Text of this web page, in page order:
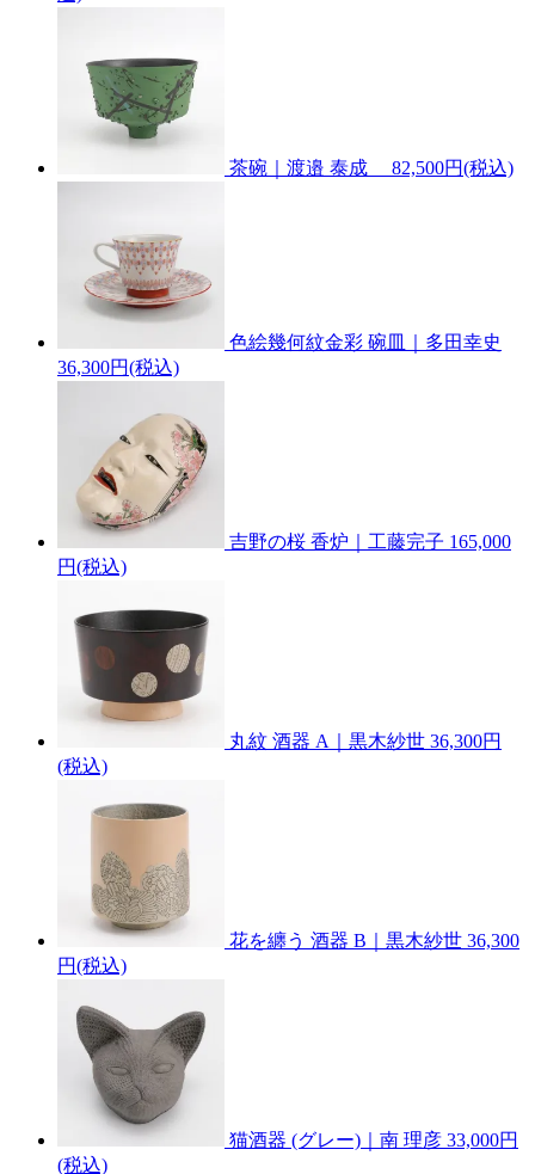
茶碗｜渡邉 泰成 82,500円(税込)
色絵幾何紋金彩 碗皿｜多田幸史
36,300円(税込)
吉野の桜 香炉｜工藤完子 165,000
円(税込)
丸紋 酒器 A｜黒木紗世 36,300円
(税込)
花を纏う 酒器 B｜黒木紗世 36,300
円(税込)
猫酒器 (グレー)｜南 理彦 33,000円
(税込)